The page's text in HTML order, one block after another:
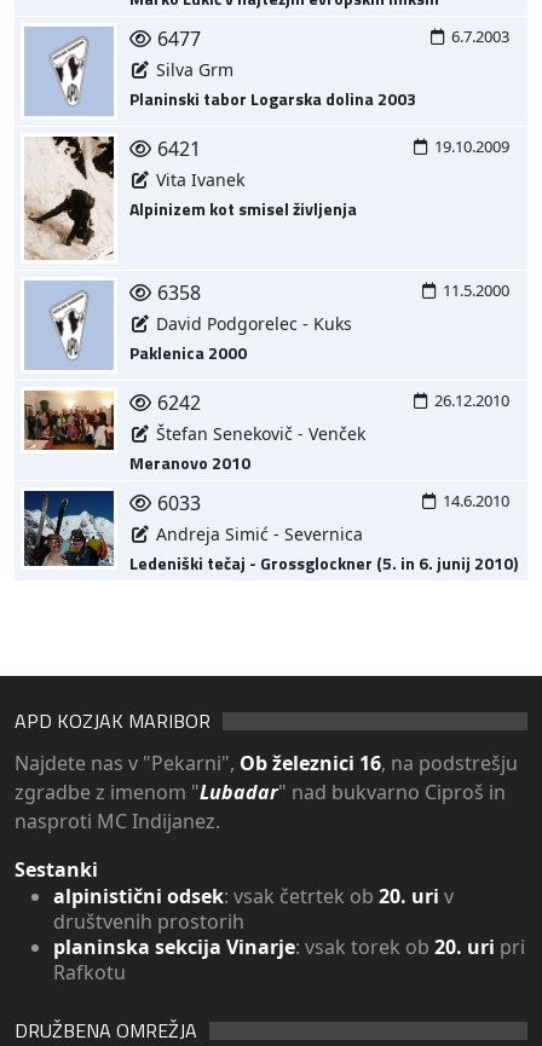
6477 6.7.2003
Silva Grm
Planinski tabor Logarska dolina 2003
6421 19.10.2009
Vita Ivanek
Alpinizem kot smisel življenja
6358 11.5.2000
David Podgorelec - Kuks
Paklenica 2000
6242 26.12.2010
Štefan Senekovič - Venček
Meranovo 2010
6033 14.6.2010
Andreja Simić - Severnica
Ledeniški tečaj - Grossglockner (5. in 6. junij 2010)
APD KOZJAK MARIBOR
Najdete nas v "Pekarni", Ob železnici 16, na podstrešju
zgradbe z imenom "Lubadar" nad bukvarno Ciproš in
nasproti MC Indijanez.
Sestanki
alpinistični odsek: vsak četrtek ob 20. uri v
društvenih prostorih
planinska sekcija Vinarje: vsak torek ob 20. uri pri
Rafkotu
DRUŽBENA OMREŽJA